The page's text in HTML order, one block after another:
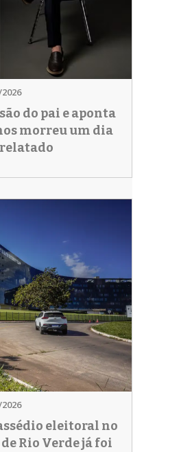
do pai e aponta
morreu um dia
eleitoral no
Rio Verde já foi